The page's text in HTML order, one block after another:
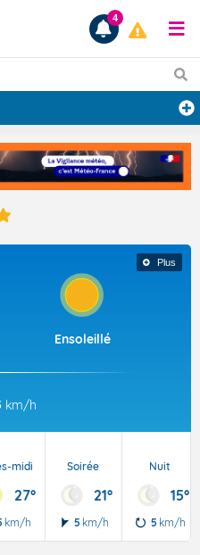
4
Plus
Ensoleillé
km/h
midi
27°
km/h
Soirée
21°
5 km/h
Nuit
15°
5 km/h